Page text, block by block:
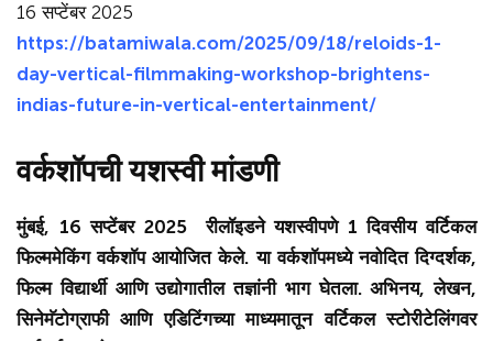
16 सप्टेंबर 2025
https://batamiwala.com/2025/09/18/reloids-1-
day-vertical-filmmaking-workshop-brightens-
indias-future-in-vertical-entertainment/
वर्कशॉपची यशस्वी मांडणी
मुंबई, 16 सप्टेंबर 2025 रीलॉइडनेयशस्वीपणे 1 दिवसीय वर्टिकल
फिल्ममेकिंग वर्कशॉप आयोजित केले. या वर्कशॉपमध्ये नवोदित दिग्दर्शक,
फिल्म विद्यार्थी आणि उद्योगातील तज्ञांनी भाग घेतला. अभिनय, लेखन,
सिनेमॅटोग्राफी आणि एडिटिंगच्या माध्यमातून वर्टिकल स्टोरीटेलिंगवर